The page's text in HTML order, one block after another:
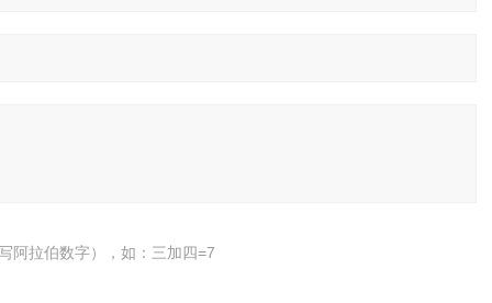
阿拉伯数字），如：三加四=7